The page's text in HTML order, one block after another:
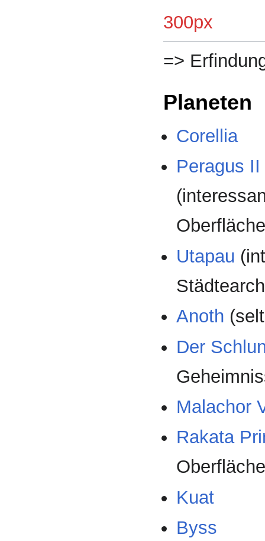
300px
=>
Planeten
Corellia
Peragus II
Utapau
Anoth
Der
Malachor
Rakata
Kuat
Byss